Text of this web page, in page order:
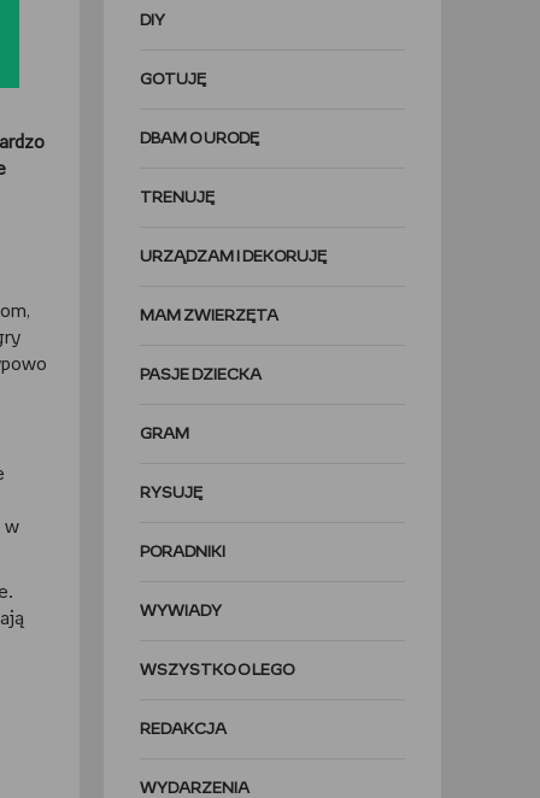
w
DIY
GOTUJĘ
DBAM O URODĘ
TRENUJĘ
URZĄDZAM I DEKORUJĘ
MAM ZWIERZĘTA
PASJE DZIECKA
GRAM
RYSUJĘ
PORADNIKI
WYWIADY
WSZYSTKO O LEGO
REDAKCJA
WYDARZENIA